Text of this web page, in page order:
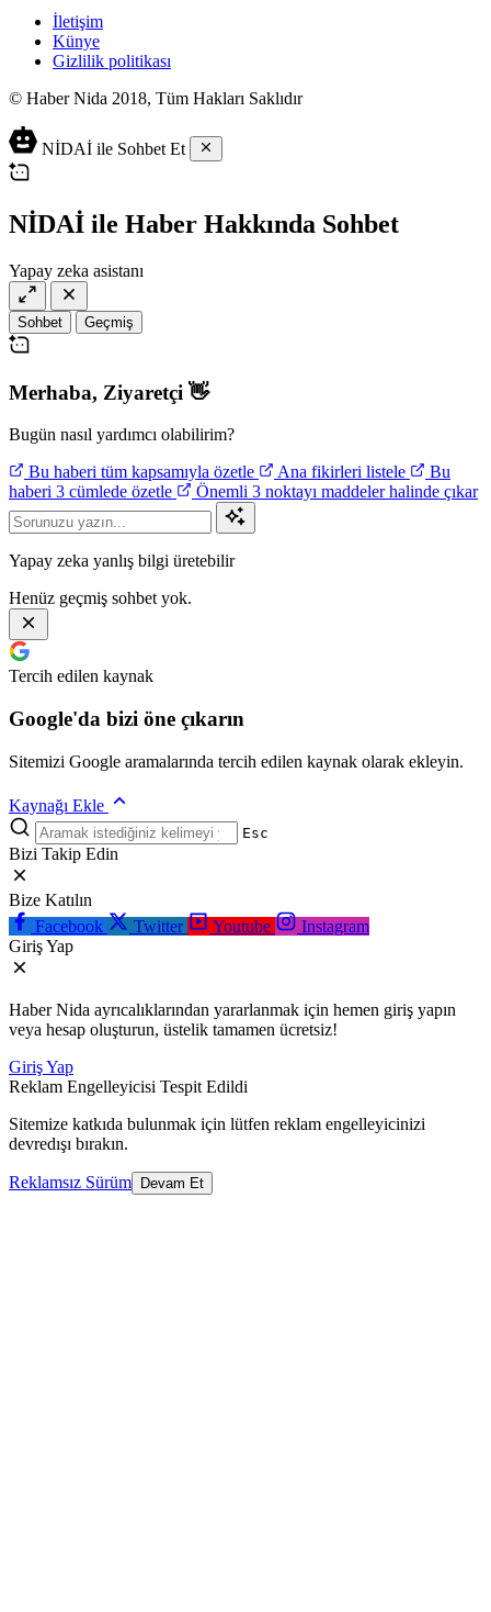
İletişim
Künye
Gizlilik politikası
© Haber Nida 2018, Tüm Hakları Saklıdır
NİDAİ ile Haber Hakkında Sohbet
Yapay zeka asistanı
Sohbet Geçmiş
Merhaba, Ziyaretçi 👋
Bugün nasıl yardımcı olabilirim?
Bu haberi tüm kapsamıyla özetle
Ana fikirleri listele
Bu
haberi 3 cümlede özetle
Önemli 3 noktayı maddeler halinde çıkar
Yapay zeka yanlış bilgi üretebilir
Henüz geçmiş sohbet yok.
Tercih edilen kaynak
Google'da bizi öne çıkarın
Sitemizi Google aramalarında tercih edilen kaynak olarak ekleyin.
Kaynağı Ekle
Bizi Takip Edin
Bize Katılın
Facebook
Twitter Youtube
Instagram
Giriş Yap
Haber Nida ayrıcalıklarından yararlanmak için hemen giriş yapın
veya hesap oluşturun, üstelik tamamen ücretsiz!
Giriş Yap
Reklam Engelleyicisi Tespit Edildi
Sitemize katkıda bulunmak için lütfen reklam engelleyicinizi
devredışı bırakın.
Reklamsız Sürüm Devam Et